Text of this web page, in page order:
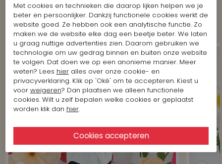
Shop the Look
Met cookies en technieken die daarop lijken helpen we je
beter en persoonlijker. Dankzij functionele cookies werkt de
website goed. Ze hebben ook een analytische functie. Zo
maken we de website elke dag een beetje beter. We laten
u graag nuttige advertenties zien. Daarom gebruiken we
technologie om uw gedrag binnen en buiten onze website
te volgen. Dat doen we op een anonieme manier. Meer
weten? Lees hieralles over onze cookie- en
privacyverklaring. Klik op 'Oké' om te accepteren. Kiest u
voor weigeren? Dan plaatsen we alleen functionele
cookies. Wilt u zelf bepalen welke cookies er geplaatst
worden klik dan hier.